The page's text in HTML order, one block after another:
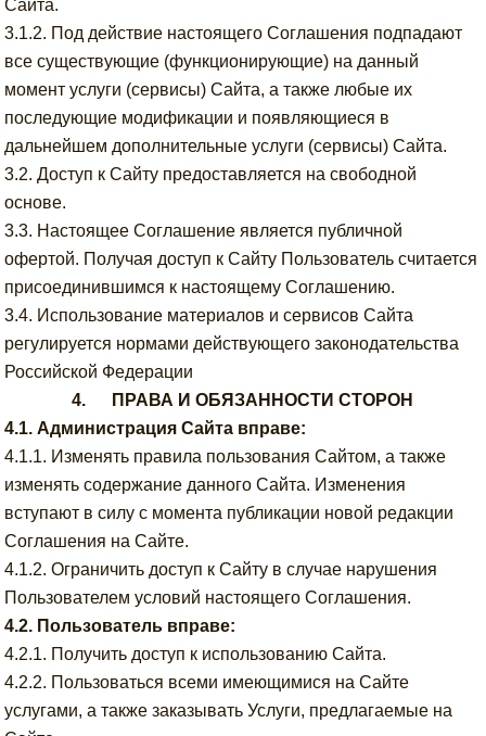
Сайта.
3.1.2. Под действие настоящего Соглашения подпадают
все существующие (функционирующие) на данный
момент услуги (сервисы) Сайта, а также любые их
последующие модификации и появляющиеся в
дальнейшем дополнительные услуги (сервисы) Сайта.
3.2. Доступ к Сайту предоставляется на свободной
основе.
3.3. Настоящее Соглашение является публичной
офертой. Получая доступ к Сайту Пользователь считается
присоединившимся к настоящему Соглашению.
3.4. Использование материалов и сервисов Сайта
регулируется нормами действующего законодательства
Российской Федерации
4. ПРАВА И ОБЯЗАННОСТИ СТОРОН
4.1. Администрация Сайта вправе:
4.1.1. Изменять правила пользования Сайтом, а также
изменять содержание данного Сайта. Изменения
вступают в силу с момента публикации новой редакции
Соглашения на Сайте.
4.1.2. Ограничить доступ к Сайту в случае нарушения
Пользователем условий настоящего Соглашения.
4.2. Пользователь вправе:
4.2.1. Получить доступ к использованию Сайта.
4.2.2. Пользоваться всеми имеющимися на Сайте
услугами, а также заказывать Услуги, предлагаемые на